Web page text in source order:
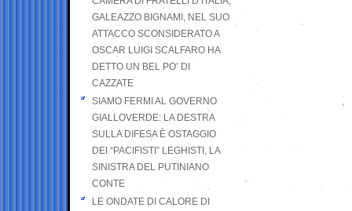
GALEAZZO BIGNAMI, NEL SUO
ATTACCO SCONSIDERATO A
OSCAR LUIGI SCALFARO HA
DETTO UN BEL PO’ DI
CAZZATE
SIAMO FERMI AL GOVERNO
GIALLOVERDE: LA DESTRA
SULLA DIFESA È OSTAGGIO
DEI “PACIFISTI” LEGHISTI, LA
SINISTRA DEL PUTINIANO
CONTE
LE ONDATE DI CALORE DI